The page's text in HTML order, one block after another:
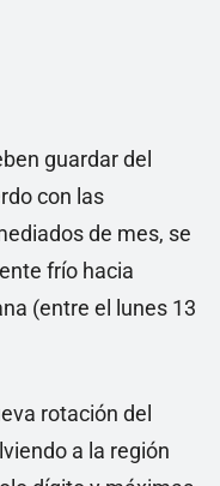
guardar del
con las
de mes, se
frío hacia
(entre el lunes 13
rotación del
a la región